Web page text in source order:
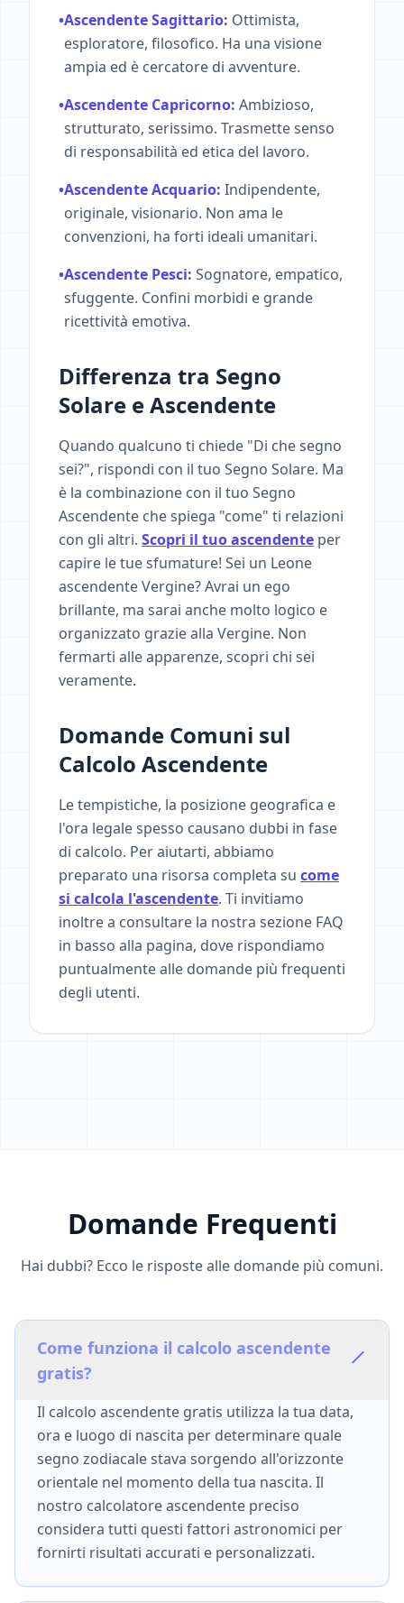
•Ascendente Sagittario: Ottimista,
esploratore, filosofico. Ha una visione
ampia ed è cercatore di avventure.
•Ascendente Capricorno: Ambizioso,
strutturato, serissimo. Trasmette senso
di responsabilità ed etica del lavoro.
•Ascendente Acquario: Indipendente,
originale, visionario. Non ama le
convenzioni, ha forti ideali umanitari.
•Ascendente Pesci: Sognatore, empatico,
sfuggente. Confini morbidi e grande
ricettività emotiva.
Differenza tra Segno
Solare e Ascendente
Quando qualcuno ti chiede "Di che segno
sei?", rispondi con il tuo Segno Solare. Ma
è la combinazione con il tuo Segno
Ascendente che spiega "come" ti relazioni
con gli altri. Scopri il tuo ascendente per
capire le tue sfumature! Sei un Leone
ascendente Vergine? Avrai un ego
brillante, ma sarai anche molto logico e
organizzato grazie alla Vergine. Non
fermarti alle apparenze, scopri chi sei
veramente.
Domande Comuni sul
Calcolo Ascendente
Le tempistiche, la posizione geografica e
l'ora legale spesso causano dubbi in fase
di calcolo. Per aiutarti, abbiamo
preparato una risorsa completa su come
si calcola l'ascendente. Ti invitiamo
inoltre a consultare la nostra sezione FAQ
in basso alla pagina, dove rispondiamo
puntualmente alle domande più frequenti
degli utenti.
Domande Frequenti
Hai dubbi? Ecco le risposte alle domande più comuni.
Come funziona il calcolo ascendente
gratis?
Il calcolo ascendente gratis utilizza la tua data,
ora e luogo di nascita per determinare quale
segno zodiacale stava sorgendo all'orizzonte
orientale nel momento della tua nascita. Il
nostro calcolatore ascendente preciso
considera tutti questi fattori astronomici per
fornirti risultati accurati e personalizzati.